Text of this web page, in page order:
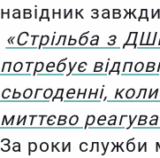
навідник
«Стрільба з
потребує
сьогоденні,
миттєво
За роки служби